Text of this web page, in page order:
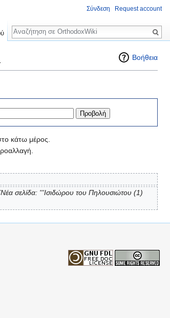
Βοήθεια
κάτω μέρος.
σελίδα: '''Ισιδώρου του Πηλουσιώτου (1)
Σύνδεση Request account
Αναζήτηση